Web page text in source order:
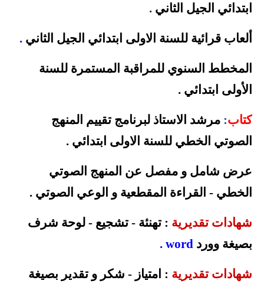
ابتدائي الجيل الثاني .
ألعاب قرائية للسنة الاولى ابتدائي الجيل الثاني .
المخطط السنوي للمراقبة المستمرة للسنة
الأولى ابتدائي .
كتاب: مرشد الاستاذ لبرنامج تقييم المنهج
الصوتي الخطي للسنة الاولى ابتدائي .
عرض شامل و مفصل عن المنهج الصوتي
الخطي - القراءة المقطعية و الوعي الصوتي .
شهادات تقديرية : تهنئة - تشجيع - لوحة شرف
بصيغة وورد word
.
شهادات تقديرية : امتياز - شكر و تقدير بصيغة